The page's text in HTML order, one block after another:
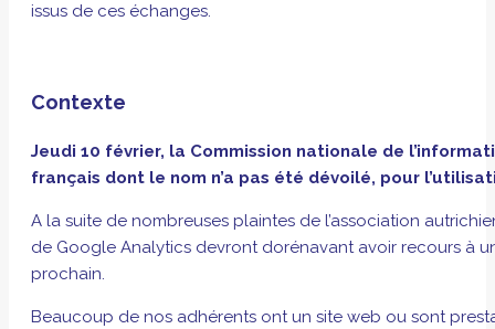
issus de ces échanges.
Contexte
Jeudi 10 février, la Commission nationale de
français dont le nom n’a pas été dévoilé, pour
A la suite de nombreuses plaintes de l’association
de Google Analytics devront dorénavant avoir recours à
prochain.
Beaucoup de nos adhérents ont un site web ou sont